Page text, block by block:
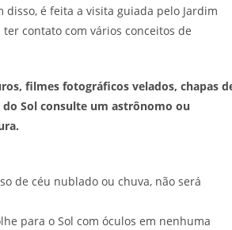
é feita a visita guiada pelo Jardim
contato com vários conceitos de
filmes fotográficos velados, chapas
Sol consulte um astrônomo ou
de céu nublado ou chuva, não será
para o Sol com óculos em nenhuma